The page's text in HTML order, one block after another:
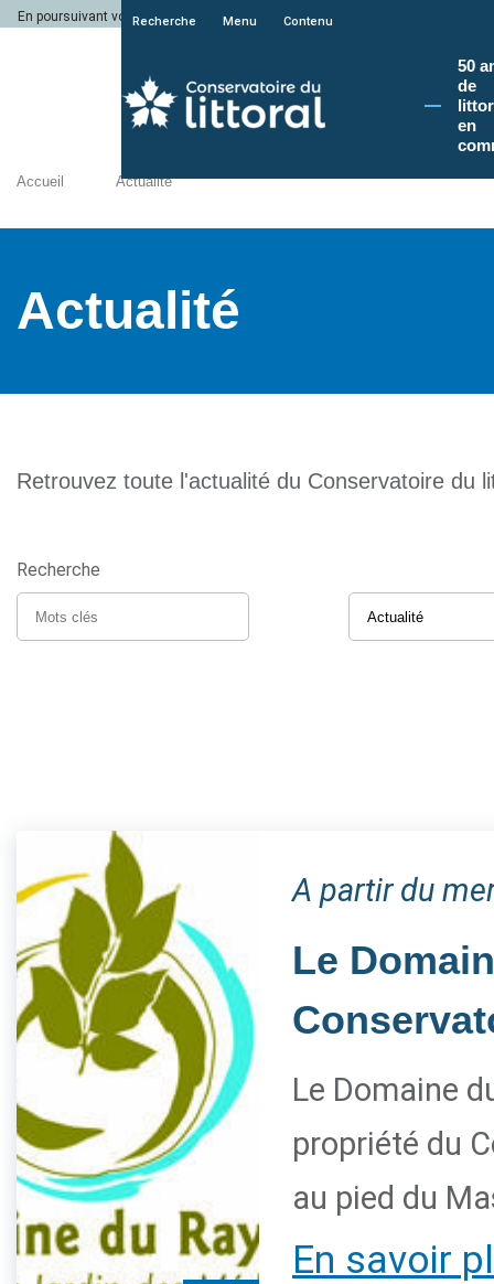
En poursuivant votre navigation sur le site du Conservatoire du littoral, vous
Recherche Menu Contenu
50
de
en
Accueil Actualité
Actualité
Retrouvez toute l'actualité du Conservatoire du
Recherche
A partir du
Le
Le Domaine
propriété du
au pied du
En savoir